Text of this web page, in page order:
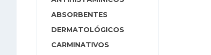
ABSORBENTES
DERMATOLÓGICOS
CARMINATIVOS